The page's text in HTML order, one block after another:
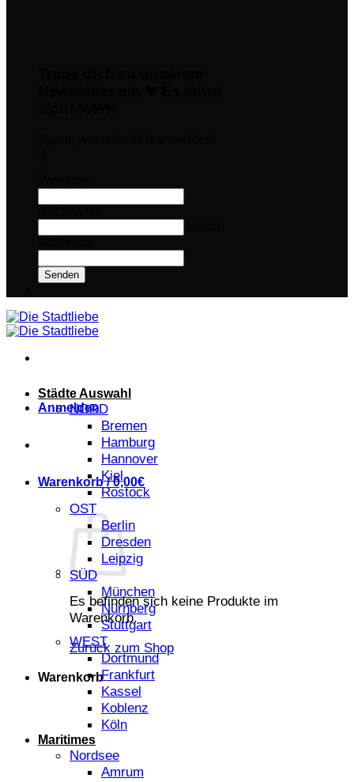
Senden
Anmelden
Warenkorb /0,00€
Es befinden sich keine Produkte im
Warenkorb.
Zurück zum Shop
Warenkorb
Städte Auswahl
NORD
Bremen
Hamburg
Hannover
Kiel
Rostock
OST
Berlin
Dresden
Leipzig
SÜD
München
Nürnberg
Stuttgart
WEST
Dortmund
Frankfurt
Kassel
Koblenz
Köln
Maritimes
Nordsee
Amrum